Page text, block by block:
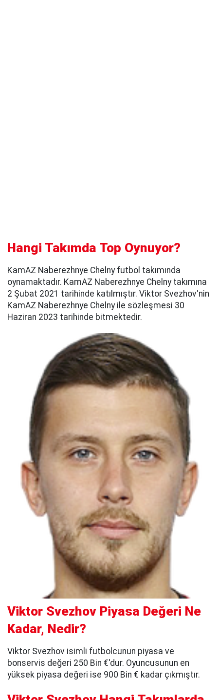
Hangi Takımda Top Oynuyor?
KamAZ Naberezhnye Chelny futbol takımında
oynamaktadır. KamAZ Naberezhnye Chelny takımına
2 Şubat 2021 tarihinde katılmıştır. Viktor Svezhov'nin
KamAZ Naberezhnye Chelny ile sözleşmesi 30
Haziran 2023 tarihinde bitmektedir.
Viktor Svezhov Piyasa Değeri Ne
Kadar, Nedir?
Viktor Svezhov isimli futbolcunun piyasa ve
bonservis değeri 250 Bin €'dur. Oyuncusunun en
yüksek piyasa değeri ise 900 Bin € kadar çıkmıştır.